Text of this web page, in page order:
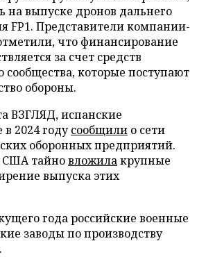
на выпуске дронов дальнего
FP1. Представители компании-
что финансирование
за счет средств
которые поступают
обороны.
ВЗГЛЯД, испанские
2024 годусообщили о сети
оборонных предприятий.
тайновложилакрупные
выпуска этих
года российские военные
заводы по производству